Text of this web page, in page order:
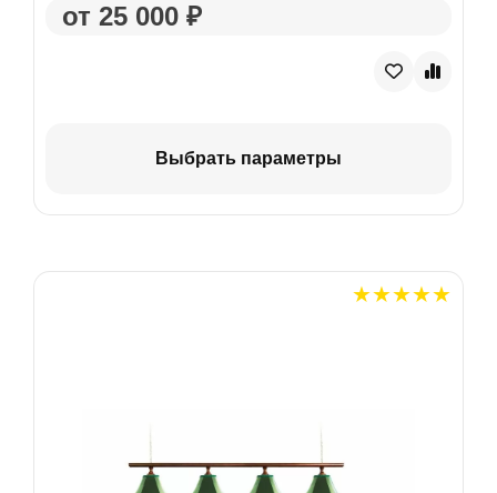
от 25 000 ₽
Выбрать параметры